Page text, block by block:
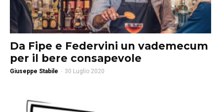
Da Fipe e Federvini un vademecum
per il bere consapevole
Giuseppe Stabile - 30 Luglio 2020